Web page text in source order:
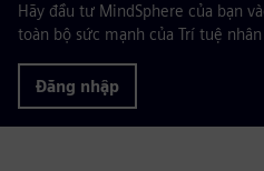
Hãy đầu tư MindSphere của bạn
toàn bộ sức mạnh của Trí tuệ
Đăng nhập